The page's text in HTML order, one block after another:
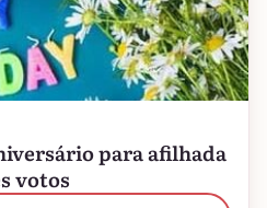
para afilhada
votos